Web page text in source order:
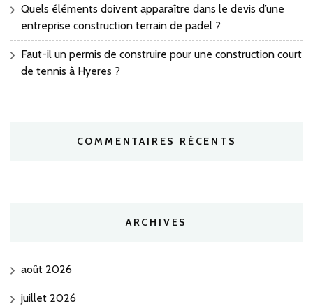
Quels éléments doivent apparaître dans le devis d’une
entreprise construction terrain de padel ?
Faut-il un permis de construire pour une construction court
de tennis à Hyeres ?
COMMENTAIRES RÉCENTS
ARCHIVES
août 2026
juillet 2026